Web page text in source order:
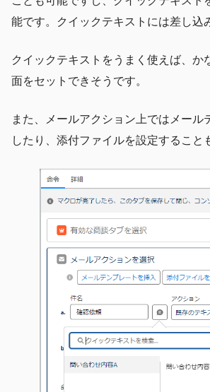
能です。クイックテキストには差し込
クイックテキストをうまく使えば、か
面をセットできそうです。
また、メールアクション上ではメール
したり、添付ファイルを設定すること